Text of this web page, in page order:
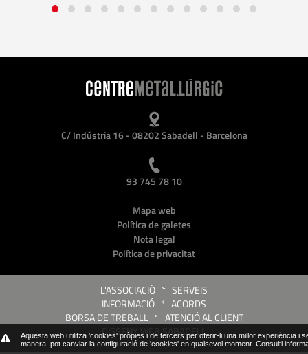
Aquesta web utilitza 'cookies' pròpies i de tercers per oferir-li una millor experiència
manera, pot canviar la configuració de 'cookies' en qualsevol moment. Consulti
C/ Indústria 16 - 08202 Sabadell - Barcelona
93 745 78 10
Mapa web
Política de galetes
Nota legal
Política de privacitat
L'ASSOCIACIÓ * SERVEIS
INFORMACIÓ * ACORDS
BORSA DE TREBALL* ATENCIÓ AL CLIENT
DISSENY WEB SABADELL